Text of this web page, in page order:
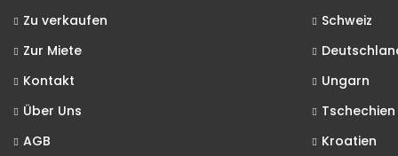
Zu verkaufen
Zur Miete
Kontakt
Über Uns
AGB
Schweiz
Ungarn
Tschechien
Kroatien